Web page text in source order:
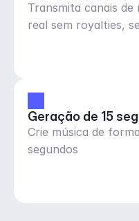
Transmita canais de
real sem royalties,
Geração de 15
Crie música de
segundos